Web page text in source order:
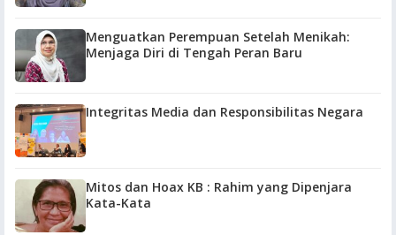
Menguatkan Perempuan Setelah Menikah:
Menjaga Diri di Tengah Peran Baru
Integritas Media dan Responsibilitas Negara
Mitos dan Hoax KB : Rahim yang Dipenjara
Kata-Kata